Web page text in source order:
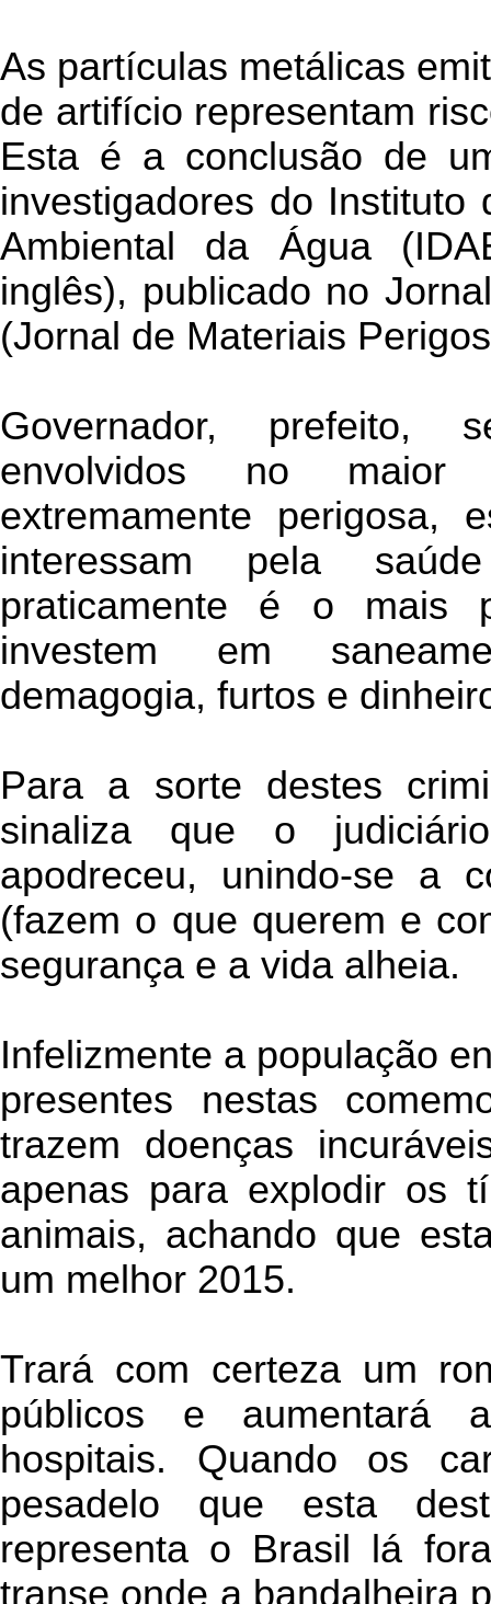
As partículas metálicas
de artifício representam
Esta é a conclusão de
investigadores do Instituto
Ambiental da Água
inglês), publicado no
(Jornal de Materiais
Governador, prefeito,
envolvidos no
extremamente perigosa,
interessam pela
praticamente é o mais
investem em
demagogia, furtos e
Para a sorte destes
sinaliza que o
apodreceu, unindo-se a
(fazem o que querem e
segurança e a vida alheia.
Infelizmente a população
presentes nestas
trazem doenças
apenas para explodir os
animais, achando que
um melhor 2015.
Trará com certeza um
públicos e aumentará
hospitais. Quando os
pesadelo que esta
representa o Brasil lá
transe onde a bandalheira